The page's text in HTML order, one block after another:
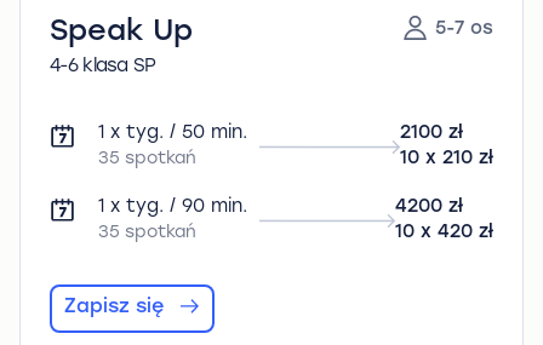
Speak Up 5-7 os
4-6 klasa SP
1 x tyg. / 50 min.
35 spotkań
2100 zł
10 x 210 zł
1 x tyg. / 90 min.
35 spotkań
4200 zł
10 x 420 zł
Zapisz się